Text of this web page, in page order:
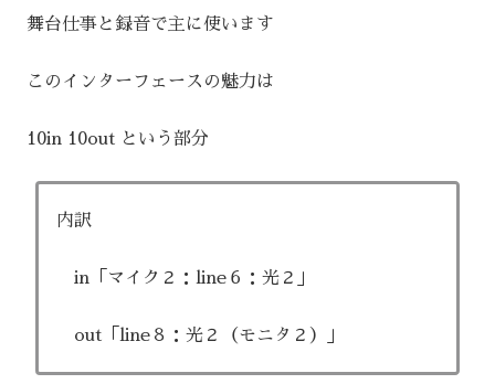
舞台仕事と録音で主に使います
このインターフェースの魅力は
10in 10out という部分
内訳
in「マイク２：line６：光２」
out「line８：光２（モニタ２）」